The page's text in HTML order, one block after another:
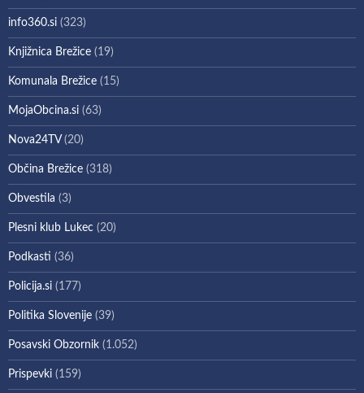
info360.si (323)
Knjižnica Brežice (19)
Komunala Brežice (15)
MojaObcina.si (63)
Nova24TV(20)
Občina Brežice (318)
Obvestila (3)
Plesni klub Lukec (20)
Podkasti (36)
Policija.si (177)
Politika Slovenije (39)
Posavski Obzornik (1.052)
Prispevki (159)